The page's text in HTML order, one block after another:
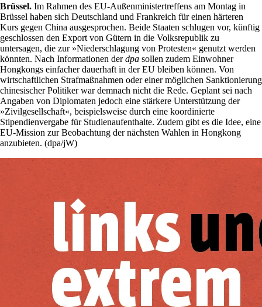
Brüssel. Im Rahmen des EU-Außenministertreffens am Montag in
Brüssel haben sich Deutschland und Frankreich für einen härteren
Kurs gegen China ausgesprochen. Beide Staaten schlugen vor, künftig
geschlossen den Export von Gütern in die Volksrepublik zu
untersagen, die zur »Niederschlagung von Protesten« genutzt werden
könnten. Nach Informationen derdpa sollen zudem Einwohner
Hongkongs einfacher dauerhaft in der EU bleiben können. Von
wirtschaftlichen Strafmaßnahmen oder einer möglichen Sanktionierung
chinesischer Politiker war demnach nicht die Rede. Geplant sei nach
Angaben von Diplomaten jedoch eine stärkere Unterstützung der
»Zivilgesellschaft«, beispielsweise durch eine koordinierte
Stipendienvergabe für Studienaufenthalte. Zudem gibt es die Idee, eine
EU-Mission zur Beobachtung der nächsten Wahlen in Hongkong
anzubieten. (dpa/jW)